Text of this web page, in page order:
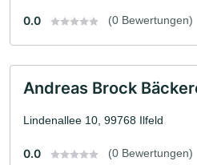
0.0 (0 Bewertungen)
Andreas Brock
Lindenallee 10, 99768 Ilfeld
0.0 (0 Bewertungen)